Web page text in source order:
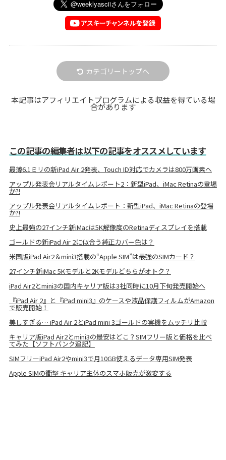
カテゴリートップへ
本記事はアフィリエイトプログラムによる収益を得ている場
合があります
この記事の編集者は以下の記事をオススメしています
最薄6.1ミリの新iPad Air 2発表、Touch ID対応でカメラは800万画素へ
アップル発表会リアルタイムレポート2：新型iPad、iMac Retinaの登場
か?!
アップル発表会リアルタイムレポート：新型iPad、iMac Retinaの登場
か?!
史上最強の27インチ新iMacは5K解像度のRetinaディスプレイを搭載
ゴールドの新iPad Air 2に似合う純正カバー色は？
米国版iPad Air2＆mini3搭載の“Apple SIM”は最強のSIMカード？
27インチ新iMac 5Kモデルと2Kモデルどちらがオトク？
iPad Air2とmini3の国内キャリア版は3社同時に10月下旬発売開始へ
『iPad Air 2』と『iPad mini3』のケースや液晶保護フィルムがAmazon
で販売開始！
美しすぎる… iPad Air 2とiPad mini 3ゴールドの実機をムッチリ比較
キャリア版iPad Air2とmini3の最安はどこ？SIMフリー版と価格を比べ
てみた【ソフトバンク追記】
SIMフリーiPad Air2やmini3で月10GB使えるデータ専用SIM発表
Apple SIMの衝撃 キャリア主体のスマホ販売が激変する